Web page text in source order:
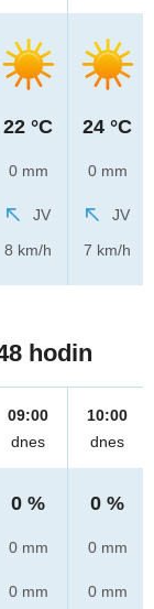
22 °C
0 mm
JV
8 km/h
24 °C
0 mm
JV
7 km/h
hodin
09:00
dnes
0 %
0 mm
0 mm
10:00
dnes
0 %
0 mm
0 mm